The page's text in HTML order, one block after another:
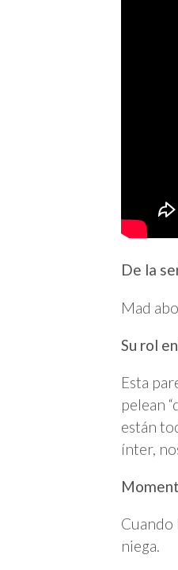
De la
Mad
Su rol
Esta
pelean
están
ínter,
Cuando
niega.